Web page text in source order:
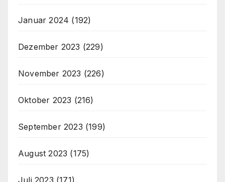
Januar 2024 (192)
Dezember 2023 (229)
November 2023 (226)
Oktober 2023 (216)
September 2023 (199)
August 2023 (175)
Juli 2023 (171)